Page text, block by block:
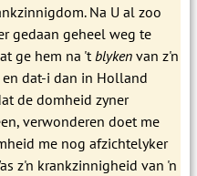
Na U al zoo
gedaan geheel weg te
ge hem na 't blyken van z'n
dat-i dan in Holland
de domheid zyner
verwonderen doet me
me nog afzichtelyker
z'n krankzinnigheid van 'n